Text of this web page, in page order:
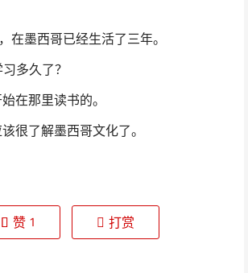
墨西哥已经生活了三年。
多久了？
那里读书的。
了解墨西哥文化了。
赞 1 打赏